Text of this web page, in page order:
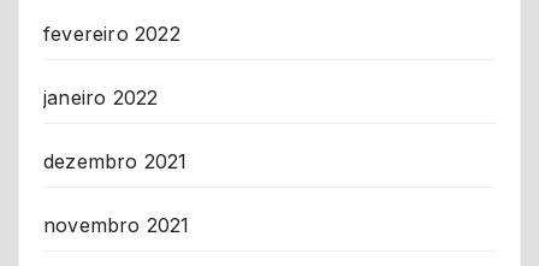
fevereiro 2022
janeiro 2022
dezembro 2021
novembro 2021